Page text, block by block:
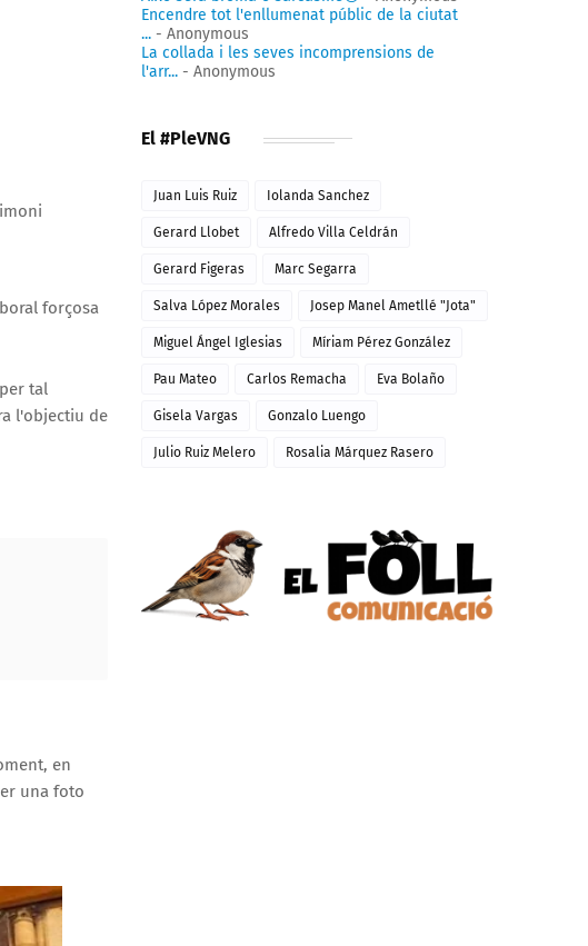
forçosa
tal
l'objectiu de
en
una foto
Encendre tot l'enllumenat públic de la ciutat
... - Anonymous
La collada i les seves incomprensions de
l'arr... - Anonymous
El #PleVNG
Juan Luis Ruiz Iolanda Sanchez
Gerard Llobet Alfredo Villa Celdrán
Gerard Figeras Marc Segarra
Salva López Morales Josep Manel Ametllé "Jota"
Miguel Ángel Iglesias Míriam Pérez González
Pau Mateo Carlos Remacha Eva Bolaño
Gisela Vargas Gonzalo Luengo
Julio Ruiz Melero Rosalia Márquez Rasero